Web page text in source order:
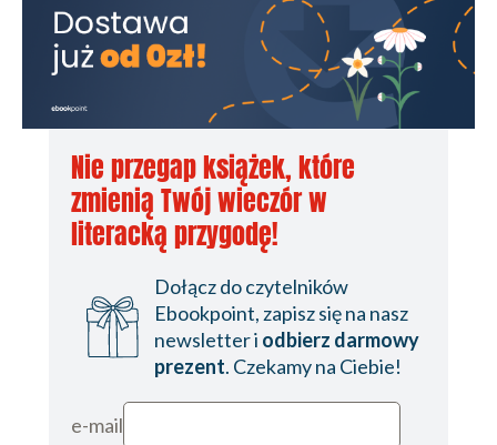
Kopiowanie danych z innych aplikacji
(88)
Formuły (90)
Rozdział 8. Edycja danych (95)
Przykłady (97)
Wprowadzanie zmian (97)
Usuwanie komórek (100)
Wyszukiwanie ciągu znaków (101)
Zastępowanie ciągu znaków (103)
Filtrowanie (104)
Podsumowanie (106)
Nie przegap książek, które
zmienią Twój wieczór w
literacką przygodę!
Dołącz do czytelników
Ebookpoint, zapisz się na nasz
newsletter i odbierz darmowy
prezent. Czekamy na Ciebie!
e-mail